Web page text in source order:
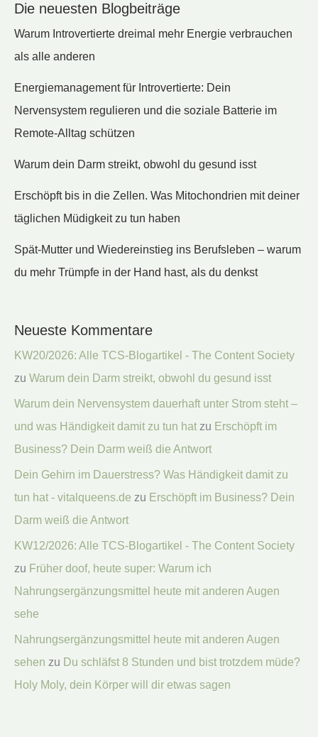
Die neuesten Blogbeiträge
Warum Introvertierte dreimal mehr Energie verbrauchen
als alle anderen
Energiemanagement für Introvertierte: Dein
Nervensystem regulieren und die soziale Batterie im
Remote-Alltag schützen
Warum dein Darm streikt, obwohl du gesund isst
Erschöpft bis in die Zellen. Was Mitochondrien mit deiner
täglichen Müdigkeit zu tun haben
Spät-Mutter und Wiedereinstieg ins Berufsleben – warum
du mehr Trümpfe in der Hand hast, als du denkst
Neueste Kommentare
KW20/2026: Alle TCS-Blogartikel - The Content Society
zu Warum dein Darm streikt, obwohl du gesund isst
Warum dein Nervensystem dauerhaft unter Strom steht –
und was Händigkeit damit zu tun hat zu Erschöpft im
Business? Dein Darm weiß die Antwort
Dein Gehirn im Dauerstress? Was Händigkeit damit zu
tun hat - vitalqueens.de zu Erschöpft im Business? Dein
Darm weiß die Antwort
KW12/2026: Alle TCS-Blogartikel - The Content Society
zu Früher doof, heute super: Warum ich
Nahrungsergänzungsmittel heute mit anderen Augen
sehe
Nahrungsergänzungsmittel heute mit anderen Augen
sehen zu Du schläfst 8 Stunden und bist trotzdem müde?
Holy Moly, dein Körper will dir etwas sagen